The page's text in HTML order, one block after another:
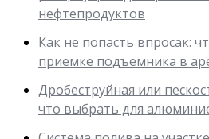
нефтепродуктов
Как не попасть впросак:
приемке подъемника в
Дробеструйная или
что выбрать для